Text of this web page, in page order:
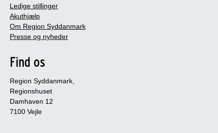
Ledige stillinger
Akuthjælp
Om Region Syddanmark
Presse og nyheder
Find os
Region Syddanmark,
Regionshuset
Damhaven 12
7100 Vejle